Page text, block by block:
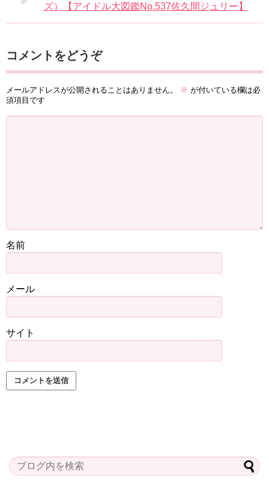
ズ）【アイドル大図鑑No.537佐久間ジュリー】
コメントをどうぞ
メールアドレスが公開されることはありません。 ※ が付いている欄は必
須項目です
名前
メール
サイト